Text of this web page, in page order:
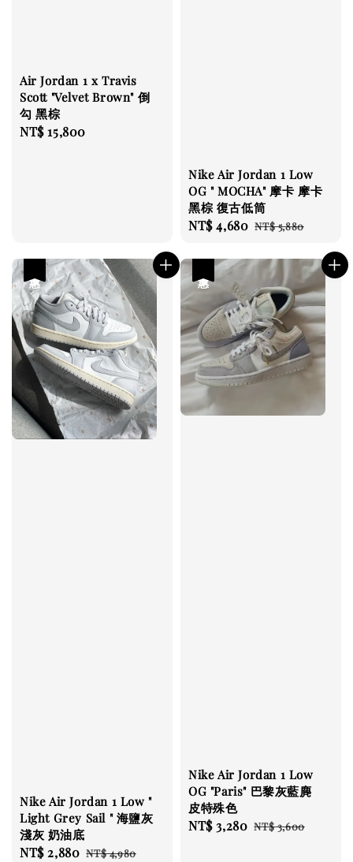
Air Jordan 1 x Travis
Scott "Velvet Brown" 倒
勾 黑棕
Regular
NT$ 15,800
Nike Air Jordan 1 Low
OG " MOCHA" 摩卡 摩卡
黑棕 復古低筒
Sale
NT$ 4,680 Regular
NT$ 5,880
Nike Air Jordan 1 Low "
Light Grey Sail " 海鹽灰
淺灰 奶油底
Sale
NT$ 2,880 Regular
NT$ 4,980
Nike Air Jordan 1 Low
OG "Paris" 巴黎灰藍麂
皮特殊色
Sale
NT$ 3,280 Regular
NT$ 3,600